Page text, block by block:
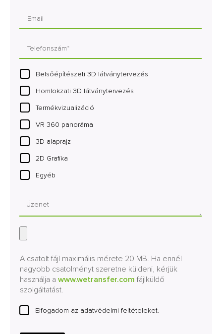
Belsőépítészeti 3D látványtervezés
Homlokzati 3D látványtervezés
Termékvizualizáció
VR 360 panoráma
3D alaprajz
2D Grafika
Egyéb
A csatolt fájl maximális mérete 20 MB. Ha ennél
nagyobb csatolményt szeretne küldeni, kérjük
használja a www.wetransfer.com fájlküldő
szolgáltatást.
Elfogadom az adatvédelmi feltételeket.